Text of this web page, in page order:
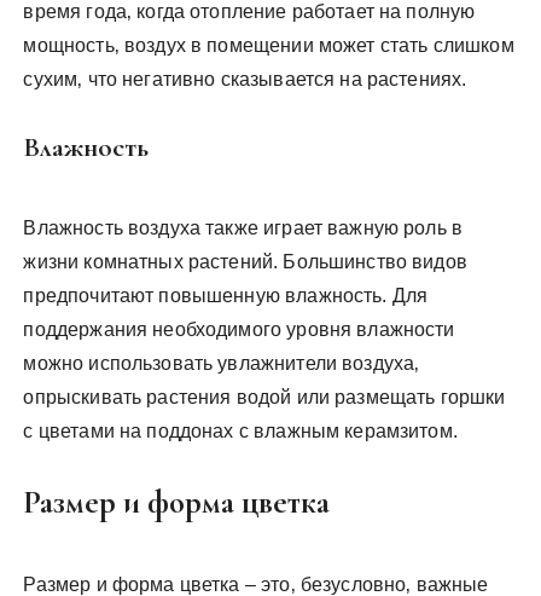
время года‚ когда отопление работает на полную
мощность‚ воздух в помещении может стать слишком
сухим‚ что негативно сказывается на растениях.
Влажность
Влажность воздуха также играет важную роль в
жизни комнатных растений. Большинство видов
предпочитают повышенную влажность. Для
поддержания необходимого уровня влажности
можно использовать увлажнители воздуха‚
опрыскивать растения водой или размещать горшки
с цветами на поддонах с влажным керамзитом.
Размер и форма цветка
Размер и форма цветка – это‚ безусловно‚ важные